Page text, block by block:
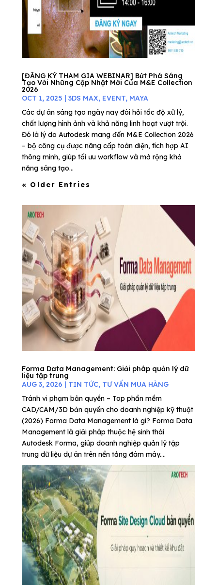
[ĐĂNG KÝ THAM GIA WEBINAR] Bứt Phá Sáng
Tạo Với Những Cập Nhật Mới Của M&E Collection
2026
OCT 1, 2025 | 3DS MAX, EVENT, MAYA
Các dự án sáng tạo ngày nay đòi hỏi tốc độ xử lý,
chất lượng hình ảnh và khả năng linh hoạt vượt trội.
Đó là lý do Autodesk mang đến M&E Collection 2026
– bộ công cụ được nâng cấp toàn diện, tích hợp AI
thông minh, giúp tối ưu workflow và mở rộng khả
năng sáng tạo...
« Older Entries
Forma Data Management: Giải pháp quản lý dữ
liệu tập trung
AUG 3, 2026 | TIN TỨC, TƯ VẤN MUA HÀNG
Tránh vi phạm bản quyền – Top phần mềm
CAD/CAM/3D bản quyền cho doanh nghiệp kỹ thuật
(2026) Forma Data Management là gì? Forma Data
Management là giải pháp thuộc hệ sinh thái
Autodesk Forma, giúp doanh nghiệp quản lý tập
trung dữ liệu dự án trên nền tảng đám mây....